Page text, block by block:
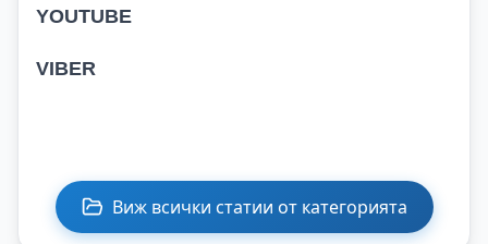
YOUTUBE
VIBER
Виж всички статии от категорията